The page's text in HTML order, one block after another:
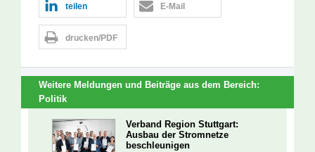
teilen E-Mail
drucken/PDF
Weitere Meldungen und Beiträge aus dem Bereich:
Politik
Verband Region Stuttgart:
Ausbau der Stromnetze
beschleunigen